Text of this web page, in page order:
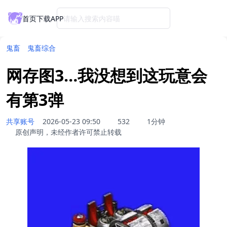
首页下载APP请输入搜索内容喵
鬼畜 鬼畜综合
网存图3…我没想到这玩意会
有第3弹
共享账号 2026-05-23 09:50 532
1分钟
原创声明，未经作者许可禁止转载